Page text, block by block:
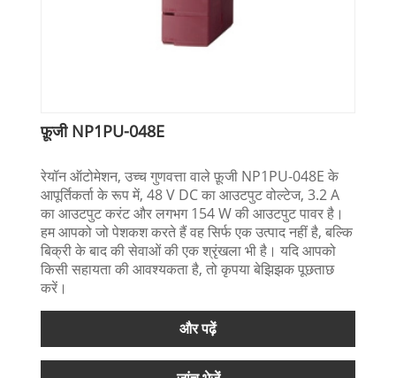
फ़ूजी NP1PU-048E
रेयॉन ऑटोमेशन, उच्च गुणवत्ता वाले फ़ूजी NP1PU-048E के
आपूर्तिकर्ता के रूप में, 48 V DC का आउटपुट वोल्टेज, 3.2 A
का आउटपुट करंट और लगभग 154 W की आउटपुट पावर है।
हम आपको जो पेशकश करते हैं वह सिर्फ एक उत्पाद नहीं है, बल्कि
बिक्री के बाद की सेवाओं की एक श्रृंखला भी है। यदि आपको
किसी सहायता की आवश्यकता है, तो कृपया बेझिझक पूछताछ
करें।
और पढ़ें